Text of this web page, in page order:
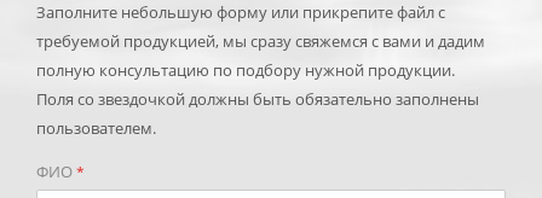
Заполните небольшую форму или прикрепите файл с
требуемой продукцией, мы сразу свяжемся с вами и дадим
полную консультацию по подбору нужной продукции.
Поля со звездочкой должны быть обязательно заполнены
пользователем.
ФИО*